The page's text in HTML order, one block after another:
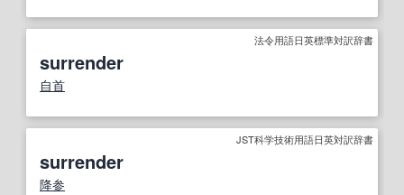
法令用語日英標準対訳辞書
surrender
自首
JST科学技術用語日英対訳辞書
surrender
降参